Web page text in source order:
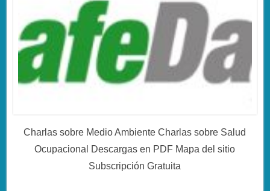
Charlas sobre Medio Ambiente Charlas sobre Salud
Ocupacional Descargas en PDF Mapa del sitio
Subscripción Gratuita